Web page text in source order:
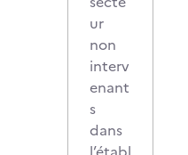
ur
non
interv
enant
s
dans